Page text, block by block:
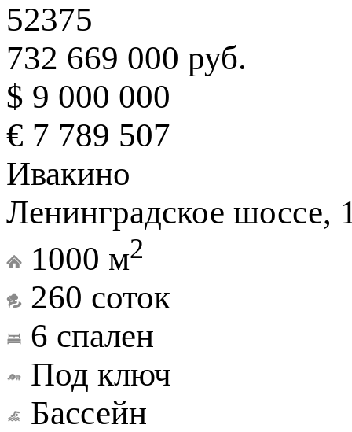
52375
732 669 000 руб.
$ 9 000 000
€ 7 789 507
Ивакино
Ленинградское шоссе,
1000 м2
260 соток
6 спален
Под ключ
Бассейн